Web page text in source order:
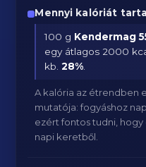
Mennyi kalóriát
100 g Kendermag
egy átlagos 2000
kb.28%
A kalória az étrendben
mutatója: fogyáshoz
ezért fontos tudni,
napi keretből.